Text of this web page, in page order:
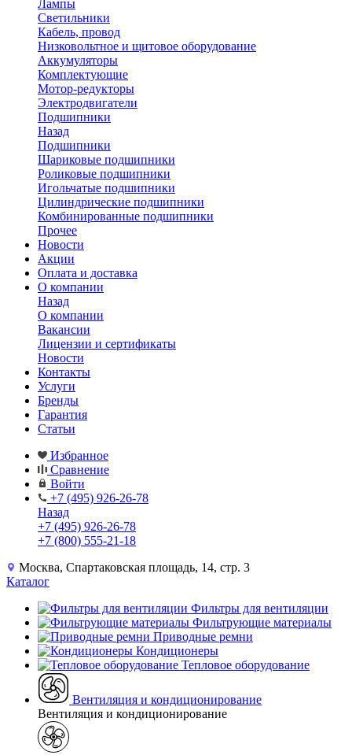
Лампы
Светильники
Кабель, провод
Низковольтное и щитовое оборудование
Аккумуляторы
Комплектующие
Мотор-редукторы
Электродвигатели
Подшипники
Назад
Подшипники
Шариковые подшипники
Роликовые подшипники
Игольчатые подшипники
Цилиндрические подшипники
Комбинированные подшипники
Прочее
Новости
Акции
Оплата и доставка
О компании
Назад
О компании
Вакансии
Лицензии и сертификаты
Новости
Контакты
Услуги
Бренды
Гарантия
Статьи
Избранное
Сравнение
Войти
+7 (495) 926-26-78
Назад
+7 (495) 926-26-78
+7 (800) 555-21-18
Москва, Спартаковская площадь, 14, стр. 3
Каталог
Фильтры для вентиляции
Фильтрующие материалы
Приводные ремни
Кондиционеры
Тепловое оборудование
Вентиляция и кондиционирование
Вентиляция и кондиционирование